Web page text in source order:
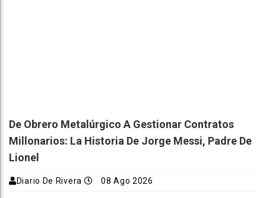
De Obrero Metalúrgico A Gestionar Contratos
Millonarios: La Historia De Jorge Messi, Padre De
Lionel
Diario De Rivera 08 Ago 2026